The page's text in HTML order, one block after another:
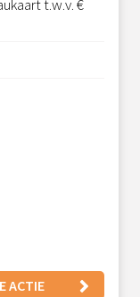
t.w.v. €
ACTIE